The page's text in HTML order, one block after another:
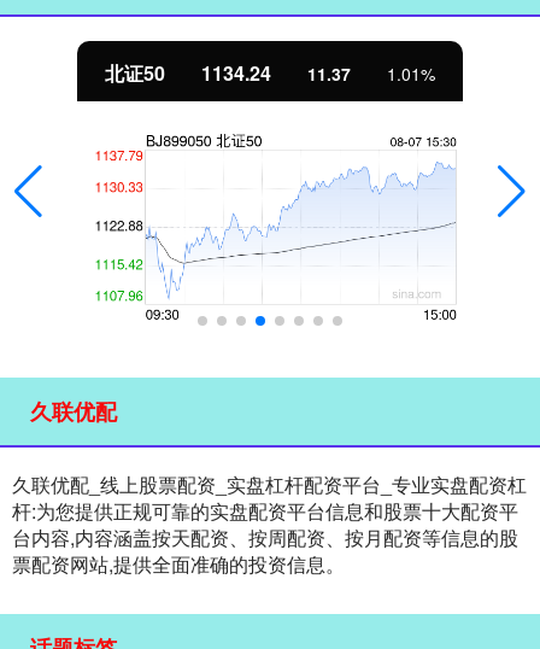
北证50 1134.24 11.37 1.01%
久联优配
久联优配_线上股票配资_实盘杠杆配资平台_专业实盘配资杠
杆:为您提供正规可靠的实盘配资平台信息和股票十大配资平
台内容,内容涵盖按天配资、按周配资、按月配资等信息的股
票配资网站,提供全面准确的投资信息。